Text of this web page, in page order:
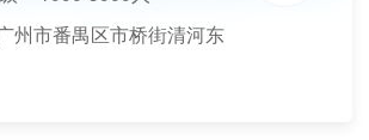
州市番禺区市桥街清河东